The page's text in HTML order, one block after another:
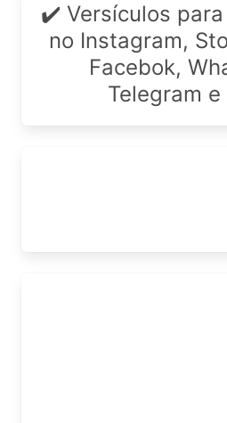
✔️ Versículos
no Instagram,
Facebok,
Telegram e